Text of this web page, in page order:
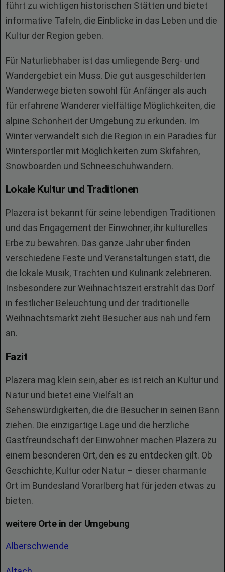
führt zu wichtigen historischen Stätten und bietet
informative Tafeln, die Einblicke in das Leben und die
Kultur der Region geben.
Für Naturliebhaber ist das umliegende Berg- und
Wandergebiet ein Muss. Die gut ausgeschilderten
Wanderwege bieten sowohl für Anfänger als auch
für erfahrene Wanderer vielfältige Möglichkeiten, die
alpine Schönheit der Umgebung zu erkunden. Im
Winter verwandelt sich die Region in ein Paradies für
Wintersportler mit Möglichkeiten zum Skifahren,
Snowboarden und Schneeschuhwandern.
Lokale Kultur und Traditionen
Plazera ist bekannt für seine lebendigen Traditionen
und das Engagement der Einwohner, ihr kulturelles
Erbe zu bewahren. Das ganze Jahr über finden
verschiedene Feste und Veranstaltungen statt, die
die lokale Musik, Trachten und Kulinarik zelebrieren.
Insbesondere zur Weihnachtszeit erstrahlt das Dorf
in festlicher Beleuchtung und der traditionelle
Weihnachtsmarkt zieht Besucher aus nah und fern
an.
Fazit
Plazera mag klein sein, aber es ist reich an Kultur und
Natur und bietet eine Vielfalt an
Sehenswürdigkeiten, die die Besucher in seinen Bann
ziehen. Die einzigartige Lage und die herzliche
Gastfreundschaft der Einwohner machen Plazera zu
einem besonderen Ort, den es zu entdecken gilt. Ob
Geschichte, Kultur oder Natur – dieser charmante
Ort im Bundesland Vorarlberg hat für jeden etwas zu
bieten.
weitere Orte in der Umgebung
Alberschwende